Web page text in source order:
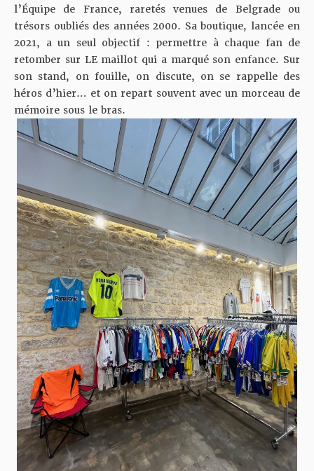
l’Équipe de France, raretés venues de Belgrade ou
trésors oubliés des années 2000. Sa boutique, lancée en
2021, a un seul objectif : permettre à chaque fan de
retomber sur LE maillot qui a marqué son enfance. Sur
son stand, on fouille, on discute, on se rappelle des
héros d’hier… et on repart souvent avec un morceau de
mémoire sous le bras.